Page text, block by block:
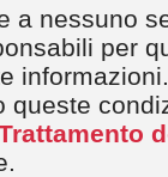
a nessuno
per
informazioni.
queste